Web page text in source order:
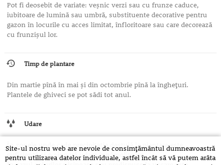
Pot fi deosebit de variate: veşnic verzi sau cu frunze caduce,
iubitoare de lumină sau umbră, substituente decorative pentru
gazon în locurile cu acces limitat, înfloritoare sau care decorează
cu frunzişul lor.
Timp de plantare
Din martie pînă în mai şi din octombrie pînă la îngheţuri.
Plantele de ghiveci se pot sădi tot anul.
Udare
În zonele unde cade precipitaţie destulă la plantare este
suficientă şi o singură udare înnămolitoare..
Site-ul nostru web are nevoie de consimțământul dumneavoastră
pentru utilizarea datelor individuale, astfel încât să vă putem arăta